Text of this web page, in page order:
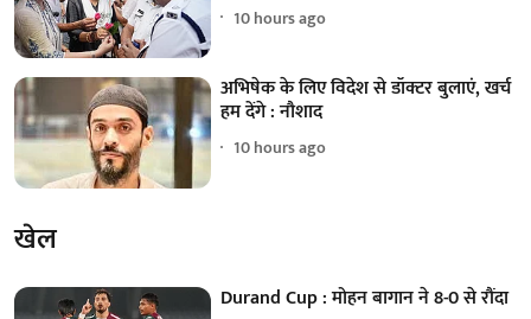
10 hours ago
अभिषेक के लिए विदेश से डॉक्टर बुलाएं, खर्च
हम देंगे : नौशाद
10 hours ago
खेल
Durand Cup : मोहन बागान ने 8-0 से रौंदा